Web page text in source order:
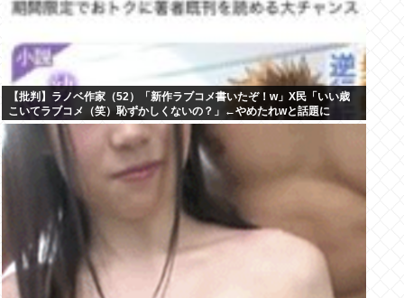
【批判】ラノベ作家（52）「新作ラブコメ書いたぞ！w」X民「いい歳
こいてラブコメ（笑）恥ずかしくないの？」←やめたれwと話題に